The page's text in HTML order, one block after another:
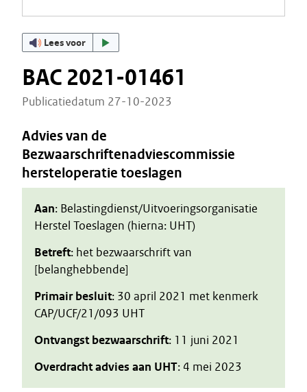
Lees voor
BAC 2021-01461
Publicatiedatum 27-10-2023
Advies van de
Bezwaarschriftenadviescommissie
hersteloperatie toeslagen
Aan: Belastingdienst/Uitvoeringsorganisatie
Herstel Toeslagen (hierna: UHT)
Betreft: het bezwaarschrift van
[belanghebbende]
Primair besluit: 30 april 2021 met kenmerk
CAP/UCF/21/093 UHT
Ontvangst bezwaarschrift: 11 juni 2021
Overdracht advies aan UHT: 4 mei 2023